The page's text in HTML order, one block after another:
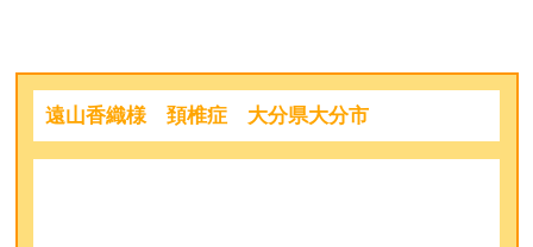
遠山香織様 頚椎症 大分県大分市